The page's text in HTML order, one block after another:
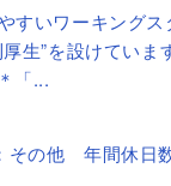
すいワーキングス
生”を設けていま
「...
の他 年間休日